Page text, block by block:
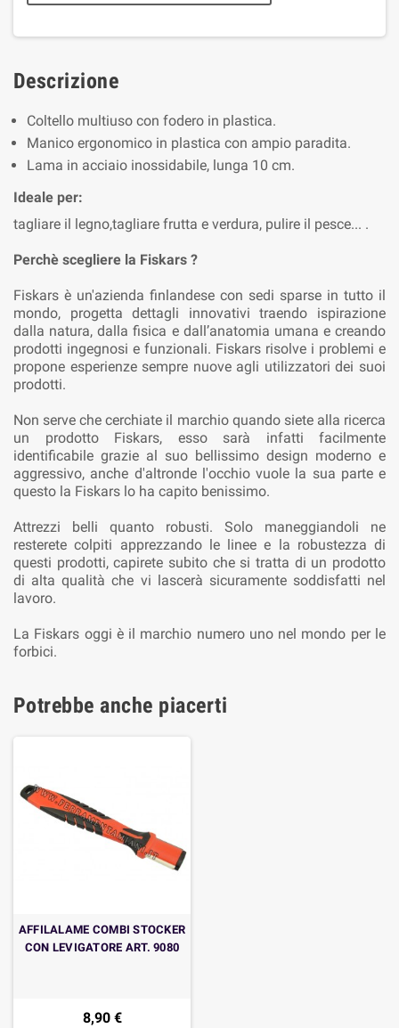
Descrizione
Coltello multiuso con fodero in plastica.
Manico ergonomico in plastica con ampio paradita.
Lama in acciaio inossidabile, lunga 10 cm.
Ideale per:
tagliare il legno,tagliare frutta e verdura, pulire il pesce... .
Perchè scegliere la Fiskars ?
Fiskars è un'azienda finlandese con sedi sparse in tutto il
mondo, progetta dettagli innovativi traendo ispirazione
dalla natura, dalla fisica e dall’anatomia umana e creando
prodotti ingegnosi e funzionali. Fiskars risolve i problemi e
propone esperienze sempre nuove agli utilizzatori dei suoi
prodotti.
Non serve che cerchiate il marchio quando siete alla ricerca
un prodotto Fiskars, esso sarà infatti facilmente
identificabile grazie al suo bellissimo design moderno e
aggressivo, anche d'altronde l'occhio vuole la sua parte e
questo la Fiskars lo ha capito benissimo.
Attrezzi belli quanto robusti. Solo maneggiandoli ne
resterete colpiti apprezzando le linee e la robustezza di
questi prodotti, capirete subito che si tratta di un prodotto
di alta qualità che vi lascerà sicuramente soddisfatti nel
lavoro.
La Fiskars oggi è il marchio numero uno nel mondo per le
forbici.
Potrebbe anche piacerti
AFFILALAME COMBI STOCKER
CON LEVIGATORE ART. 9080
8,90 €